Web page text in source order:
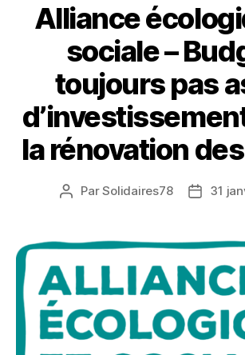
Alliance
sociale –
toujours pas
la rénovation
Auteur
ParSolidaires78
Date
31